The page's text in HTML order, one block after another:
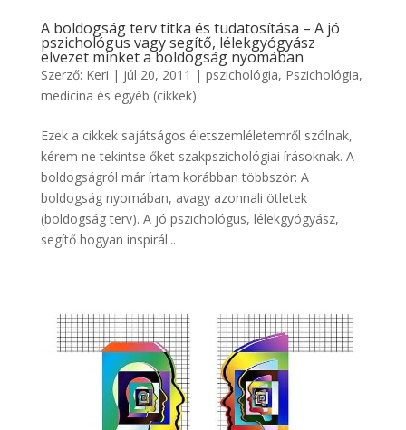
A boldogság terv titka és tudatosítása – A jó
pszichológus vagy segítő, lélekgyógyász
elvezet minket a boldogság nyomában
Szerző: Keri | júl 20, 2011 | pszichológia, Pszichológia,
medicina és egyéb (cikkek)
Ezek a cikkek sajátságos életszemléletemről szólnak,
kérem ne tekintse őket szakpszichológiai írásoknak. A
boldogságról már írtam korábban többször: A
boldogság nyomában, avagy azonnali ötletek
(boldogság terv). A jó pszichológus, lélekgyógyász,
segítő hogyan inspirál...